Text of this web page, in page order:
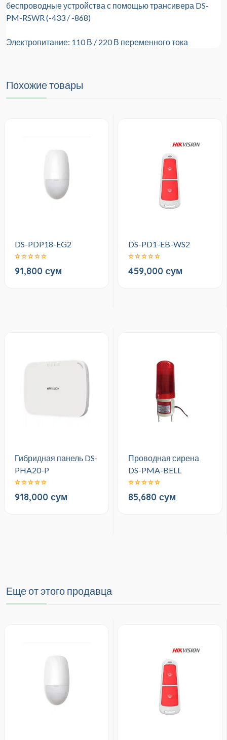
беспроводные устройства с помощью трансивера DS-
PM-RSWR (-433 / -868)
Электропитание: 110 В / 220 В переменного тока
Похожие товары
DS-PDP18-EG2
91,800 сум
DS-PD1-EB-WS2
459,000 сум
Гибридная панель DS-
PHA20-P
918,000 сум
Проводная сирена
DS-PMA-BELL
85,680 сум
Еще от этого продавца